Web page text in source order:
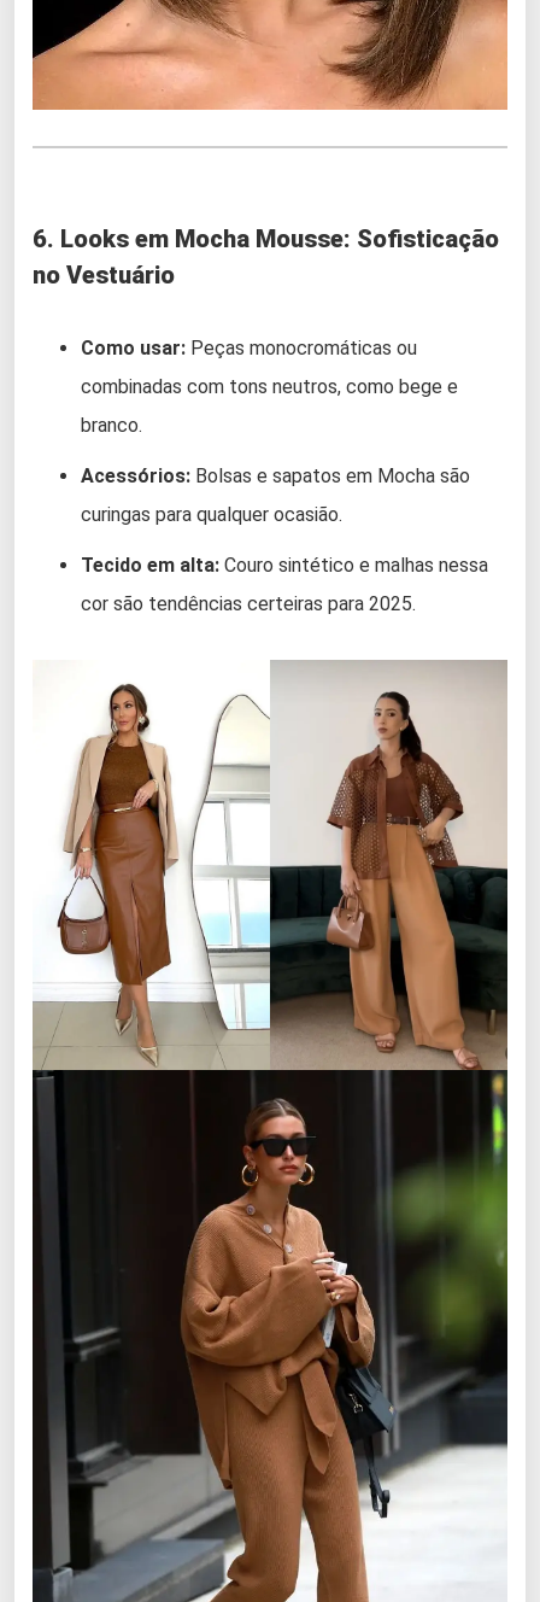
6. Looks em Mocha Mousse: Sofisticação
no Vestuário
Como usar: Peças monocromáticas ou
combinadas com tons neutros, como bege e
branco.
Acessórios: Bolsas e sapatos em Mocha são
curingas para qualquer ocasião.
Tecido em alta: Couro sintético e malhas nessa
cor são tendências certeiras para 2025.